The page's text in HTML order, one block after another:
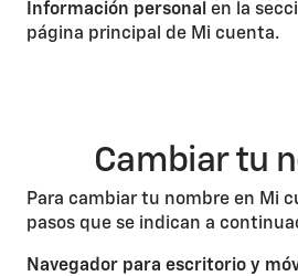
Información personal en la
página principal de Mi cuenta.
Cambiar tu
Para cambiar tu nombre en Mi
pasos que se indican a
Navegador para escritorio y